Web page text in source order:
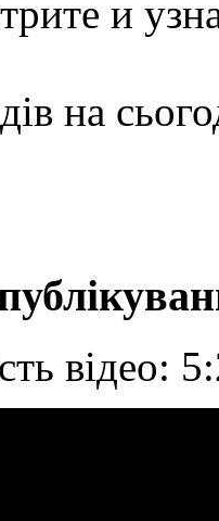
и
на
відео: